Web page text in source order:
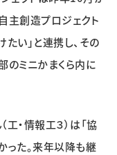
主創造プロジェクト
い」と連携し、その
のミニかまくら内に
・情報工３）は「協
った。来年以降も継